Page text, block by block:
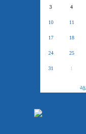
3 4
10 11
17 18
24 25
31 1